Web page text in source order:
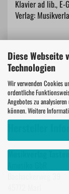
Diese Webseite
Technologien
Wir verwenden Cookies
ordentliche
Angebotes zu
können. Weitere
Klavier ad lib., E-
Verlag:
Hersteller
Musikverlag